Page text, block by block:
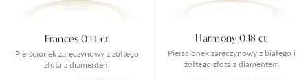
Pierścionek zaręczynowy z żółtego
złota z diamentem
Frances 0,14 ct
Pierścionek zaręczynowy z białego i
żółtego złota z diamentem
Harmony 0,18 ct